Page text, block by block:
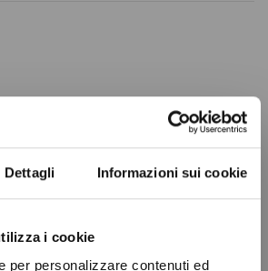
Dettagli Informazioni sui cookie
i cookie
per personalizzare contenuti ed
DISIDRATATORE